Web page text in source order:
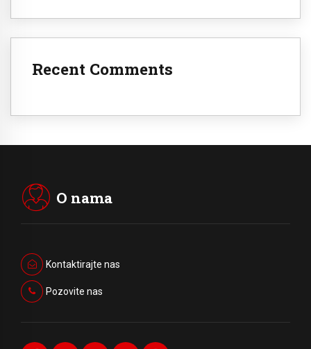
Recent Comments
O nama
Kontaktirajte nas
Pozovite nas